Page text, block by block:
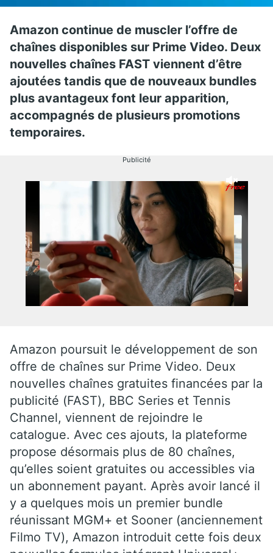
Amazon continue de muscler l’offre de
chaînes disponibles sur Prime Video. Deux
nouvelles chaînes FAST viennent d’être
ajoutées tandis que de nouveaux bundles
plus avantageux font leur apparition,
accompagnés de plusieurs promotions
temporaires.
Publicité
Amazon poursuit le développement de son
offre de chaînes sur Prime Video. Deux
nouvelles chaînes gratuites financées par la
publicité (FAST), BBC Series et Tennis
Channel, viennent de rejoindre le
catalogue. Avec ces ajouts, la plateforme
propose désormais plus de 80 chaînes,
qu’elles soient gratuites ou accessibles via
un abonnement payant. Après avoir lancé il
y a quelques mois un premier bundle
réunissant MGM+ et Sooner (anciennement
Filmo TV), Amazon introduit cette fois deux